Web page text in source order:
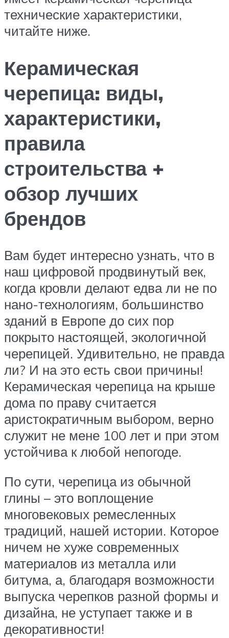
технические характеристики,
читайте ниже.
Керамическая
черепица: виды,
характеристики,
правила
строительства +
обзор лучших
брендов
Вам будет интересно узнать, что в
наш цифровой продвинутый век,
когда кровли делают едва ли не по
нано-технологиям, большинство
зданий в Европе до сих пор
покрыто настоящей, экологичной
черепицей. Удивительно, не правда
ли? И на это есть свои причины!
Керамическая черепица на крыше
дома по праву считается
аристократичным выбором, верно
служит не мене 100 лет и при этом
устойчива к любой непогоде.
По сути, черепица из обычной
глины – это воплощение
многовековых ремесленных
традиций, нашей истории. Которое
ничем не хуже современных
материалов из металла или
битума, а, благодаря возможности
выпуска черепков разной формы и
дизайна, не уступает также и в
декоративности!